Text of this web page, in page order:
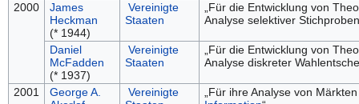
2000
James
Heckman
(* 1944)
Vereinigte
Staaten
„Für die Entwicklung von
Analyse selektiver
Daniel
McFadden
(* 1937)
Vereinigte
Staaten
„Für die Entwicklung von
Analyse diskreter
2001
George A.
Vereinigte
„Für ihre Analyse von